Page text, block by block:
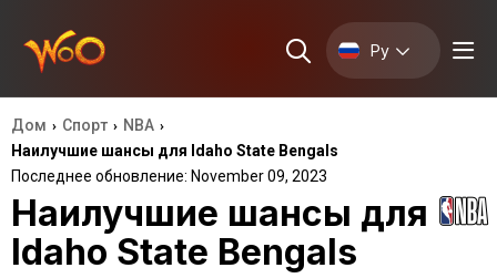
Ру
Дом › Спорт › NBA ›
Наилучшие шансы для Idaho State Bengals
Последнее обновление: November 09, 2023
Наилучшие шансы для
Idaho State Bengals